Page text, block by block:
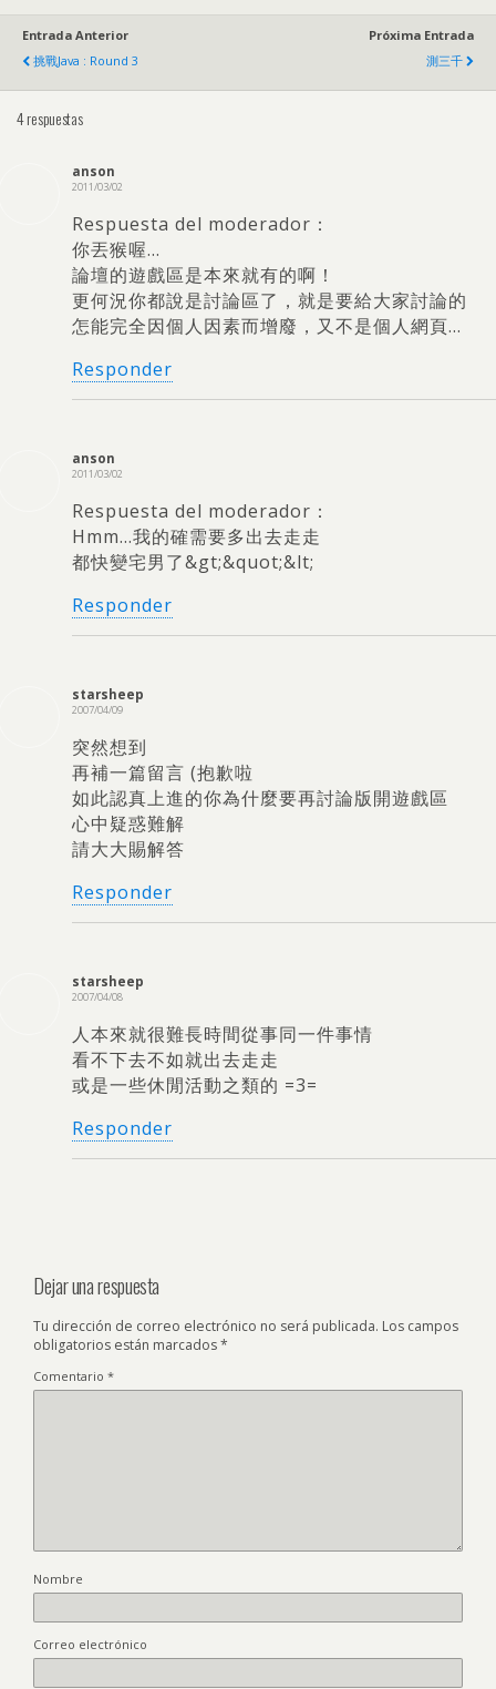
Entrada Anterior
挑戰Java : Round 3
Próxima Entrada
測三千
4 respuestas
anson
2011/03/02
Respuesta del moderador：
你丟猴喔…
論壇的遊戲區是本來就有的啊！
更何況你都說是討論區了 ， 就是要給大家討論的
怎能完全因個人因素而增廢 ， 又不是個人網頁…
Responder
anson
2011/03/02
Respuesta del moderador：
Hmm…我的確需要多出去走走
都快變宅男了&gt;&quot;&lt;
Responder
starsheep
2007/04/09
突然想到
再補一篇留言 (抱歉啦
如此認真上進的你為什麼要再討論版開遊戲區
心中疑惑難解
請大大賜解答
Responder
starsheep
2007/04/08
人本來就很難長時間從事同一件事情
看不下去不如就出去走走
或是一些休閒活動之類的 =3=
Responder
Dejar una respuesta
Tu dirección de correo electrónico no será publicada. Los campos
obligatorios están marcados*
Comentario *
Nombre
Correo electrónico